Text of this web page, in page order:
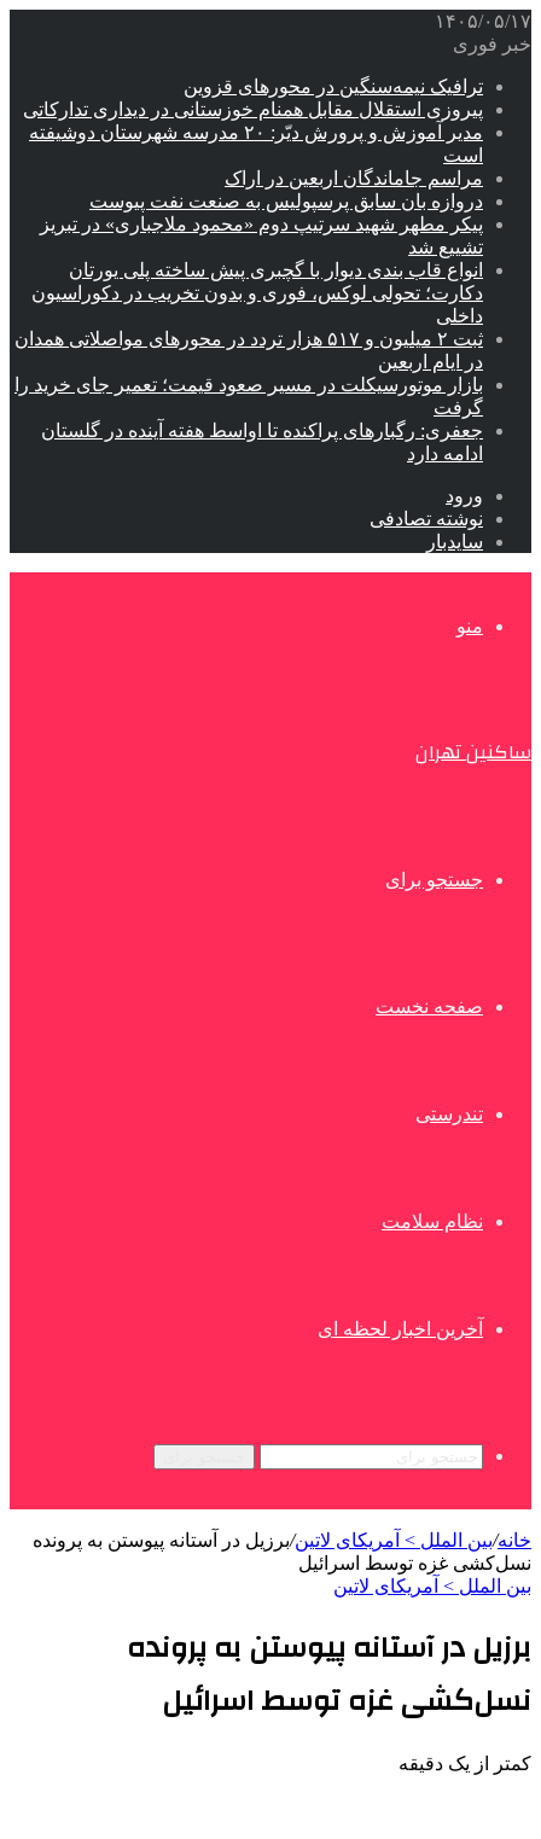
۱۴۰۵/۰۵/۱۷
خبر فوری
ترافیک نیمه‌سنگین در محورهای قزوین
پیروزی استقلال مقابل همنام خوزستانی در دیداری تدارکاتی
مدیر آموزش و پرورش دیّر: ۲۰ مدرسه شهرستان دوشیفته
است
مراسم جاماندگان اربعین در اراک
دروازه بان سابق پرسپولیس به صنعت نفت پیوست
پیکر مطهر شهید سرتیپ دوم «محمود ملاجباری» در تبریز
تشییع شد
انواع قاب بندی دیوار با گچبری پیش ساخته پلی یورتان
دکارت؛ تحولی لوکس، فوری و بدون تخریب در دکوراسیون
داخلی
ثبت ۲ میلیون و ۵۱۷ هزار تردد در محورهای مواصلاتی همدان
در ایام اربعین
بازار موتورسیکلت در مسیر صعود قیمت؛ تعمیر جای خرید را
گرفت
جعفری: رگبارهای پراکنده تا اواسط هفته آینده در گلستان
ادامه دارد
ورود
نوشته تصادفی
سایدبار
منو
ساکنین تهران
جستجو برای
صفحه نخست
تندرستی
نظام سلامت
آخرین اخبار لحظه ای
خانه/بین الملل > آمریکای لاتین/برزیل در آستانه پیوستن به پرونده
نسل‌کشی غزه توسط اسرائیل
بین الملل > آمریکای لاتین
برزیل در آستانه پیوستن به پرونده
نسل‌کشی غزه توسط اسرائیل
کمتر از یک دقیقه